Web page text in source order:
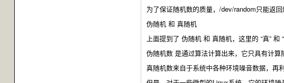
为了保证随机数的质量，/dev/random只能返
伪随机 和 真随机
上面提到了 伪随机 和 真随机，这里的 “真” 和
伪随机数 是通过算法计算出来，它只具有计算
真随机数来自于系统中各种环境噪音数据，再